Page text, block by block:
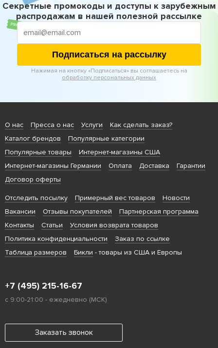
Секретные промокоды и доступы к зарубежным
распродажам в нашей полезной рассылке
Подписаться на рассылку
Нажимая на кнопку «Подписаться» вы соглашаетесь на
обработку персональных данных
О нас Пресса о нас Услуги
Как сделать заказ?
Каталог брендов
Популярные категории
Популярные товары
Интернет-магазины США
Интернет-магазины Германии
Оплата Доставка
Гарантии
Договор оферты
Отследить посылку Примерный вес товаров
Новости
Вакансии
Отзывы покупателей
Партнерская программа
Контакты
Статьи
Условия возврата товаров
Политика конфиденциальности
Заказ по ссылке
Таблица размеров
Бикли - товары из США и Европы
+7 (495) 215-16-67
с 9:00-21:00 - ежедневно (МСК)
Заказать звонок